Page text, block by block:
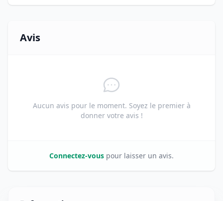
Avis
Aucun avis pour le moment. Soyez le premier à
donner votre avis !
Connectez-vous pour laisser un avis.